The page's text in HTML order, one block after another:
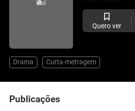
Quero ver
Drama Curta-metragem
Publicações